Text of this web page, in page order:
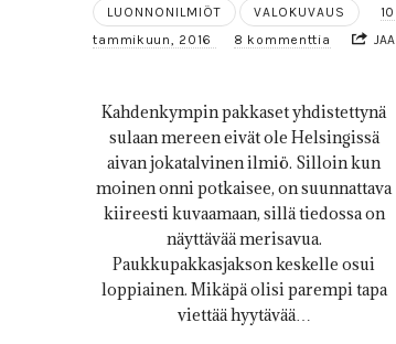
LUONNONILMIÖT VALOKUVAUS
10
tammikuun, 2016
8 kommenttia JAA
Kahdenkympin pakkaset yhdistettynä
sulaan mereen eivät ole Helsingissä
aivan jokatalvinen ilmiö. Silloin kun
moinen onni potkaisee, on suunnattava
kiireesti kuvaamaan, sillä tiedossa on
näyttävää merisavua.
Paukkupakkasjakson keskelle osui
loppiainen. Mikäpä olisi parempi tapa
viettää hyytävää…